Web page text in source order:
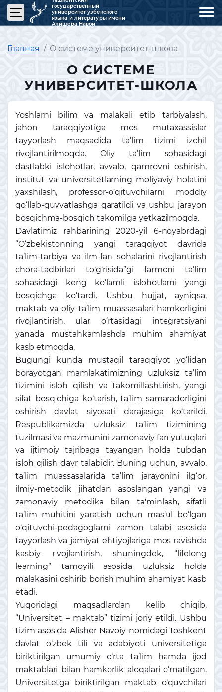
государственный
университет узбекского
языка и литературы имени
Алишера Навои
Главная О системе университет-школа
О СИСТЕМЕ
УНИВЕРСИТЕТ-ШКОЛА
Yoshlarni bilim va malakali etib tarbiyalash,
jahon taraqqiyotiga mos mutaxassislar
tayyorlash maqsadida ta’lim tizimi izchil
rivojlantirilmoqda. Oliy ta’lim sohasidagi
dastlabki islohotlar, avvalo, qamrovni oshirish,
institut va universitetlarning moliyaviy holatini
yaxshilash, professor-o‘qituvchilarni moddiy
qo‘llab-quvvatlashga qaratildi va ushbu jarayon
bosqichma-bosqich takomilga yetkazilmoqda.
Davlatimiz rahbarining 2020-yil 6-noyabrdagi
“O‘zbekistonning yangi taraqqiyot davrida
ta’lim-tarbiya va ilm-fan sohalarini rivojlantirish
chora-tadbirlari to‘g‘risida”gi farmoni ta’lim
sohasidagi keng ko‘lamli islohotlarni yangi
bosqichga ko‘tardi. Ushbu hujjat, ayniqsa,
maktab va oliy ta’lim muassasalari hamkorligini
rivojlantirish, ular o‘rtasidagi integratsiyani
yanada mustahkamlashda muhim ahamiyat
kasb etmoqda.
Bugungi kunda mustaqil taraqqiyot yo‘lidan
borayotgan mamlakatimizning uzluksiz ta’lim
tizimini isloh qilish va takomillashtirish, yangi
sifat bosqichiga ko‘tarish, ta’lim samaradorligini
oshirish davlat siyosati darajasiga ko‘tarildi.
Respublikamizda uzluksiz ta’lim tizimining
tuzilmasi va mazmunini zamonaviy fan yutuqlari
va ijtimoiy tajribaga tayangan holda tubdan
isloh qilish davr talabidir. Buning uchun, avvalo,
ta’lim muassasalarida ta’lim jarayonini ilg‘or,
ilmiy-metodik jihatdan asoslangan yangi va
zamonaviy metodika bilan ta'minlash, sifatli
ta’lim muhitini yaratish uchun mas'ul bo‘lgan
o‘qituvchi-pedagoglarni zamon talabi asosida
tayyorlash va jamiyat ehtiyojlariga mos ravishda
kasbiy rivojlantirish, shuningdek, “lifelong
learning” tamoyili asosida uzluksiz holda
malakasini oshirib borish muhim ahamiyat kasb
etadi.
Yuqoridagi maqsadlardan kelib chiqib,
“Universitet – maktab” tizimi joriy etildi. Ushbu
tizim asosida Alisher Navoiy nomidagi Toshkent
davlat o‘zbek tili va adabiyoti universitetiga
biriktirilgan umumiy o‘rta ta’lim hamda ijod
maktablari bilan hamkorlik aloqalari o‘rnatilgan.
Universitetga biriktirilgan maktab o‘quvchilari